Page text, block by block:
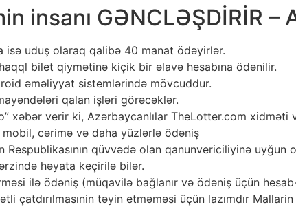
insanı GƏNCLƏŞDİRİR –
isə uduş olaraq qalibə 40 manat ödəyirlər.
bilet qiymətinə kiçik bir əlavə hesabına ödənilir.
əməliyyat sistemlərində mövcuddur.
qalan işləri görəcəklər.
xəbər verir ki, Azərbaycanlılar TheLotter.com
mobil, cərimə və daha yüzlərlə ödəniş
Respublikasının qüvvədə olan qanunvericiliyinə uyğun
həyata keçirilə bilər.
ilə ödəniş (müqavilə bağlanır və ödəniş üçün
çatdırılmasınin təyin etməməsi üçün lazımdır